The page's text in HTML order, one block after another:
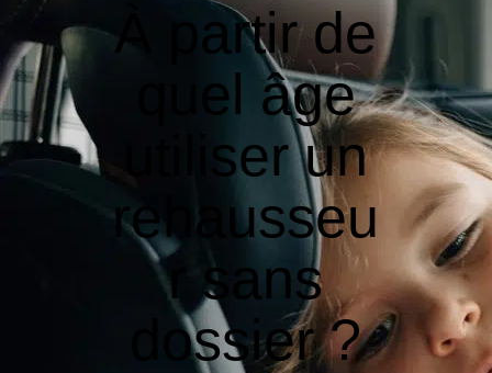
À partir de
quel âge
utiliser un
rehausseu
r sans
dossier ?